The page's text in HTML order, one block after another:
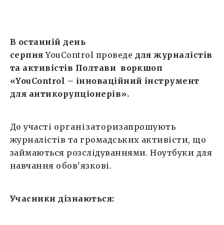
В останній день
серпняYouControl проведе для журналістів
та активістів Полтави воркшоп
«YouControl – інноваційний інструмент
для антикорупціонерів».
До участі організаторизапрошують
журналістів та громадських активісти, що
займаються розслідуваннями. Ноутбуки для
навчання обов'язкові.
Учасники дізнаються: